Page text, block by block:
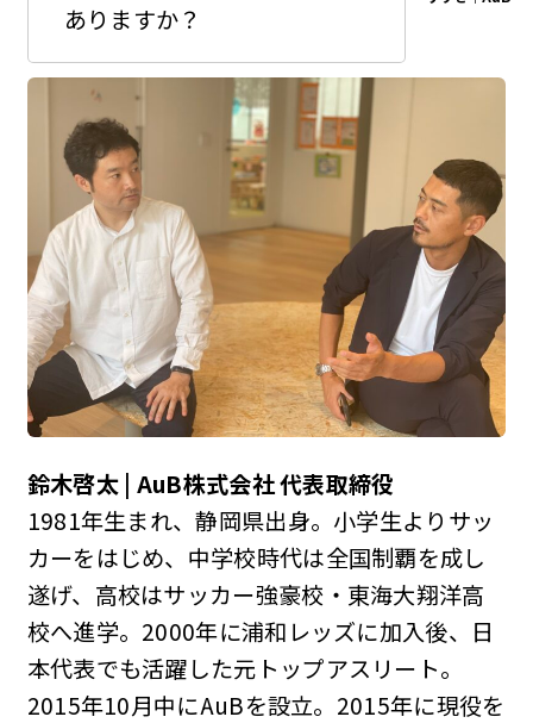
ありますか？
鈴木啓太 | AuB株式会社 代表取締役
1981年生まれ、静岡県出身。小学生よりサッ
カーをはじめ、中学校時代は全国制覇を成し
遂げ、高校はサッカー強豪校・東海大翔洋高
校へ進学。2000年に浦和レッズに加入後、日
本代表でも活躍した元トップアスリート。
2015年10月中にAuBを設立。2015年に現役を